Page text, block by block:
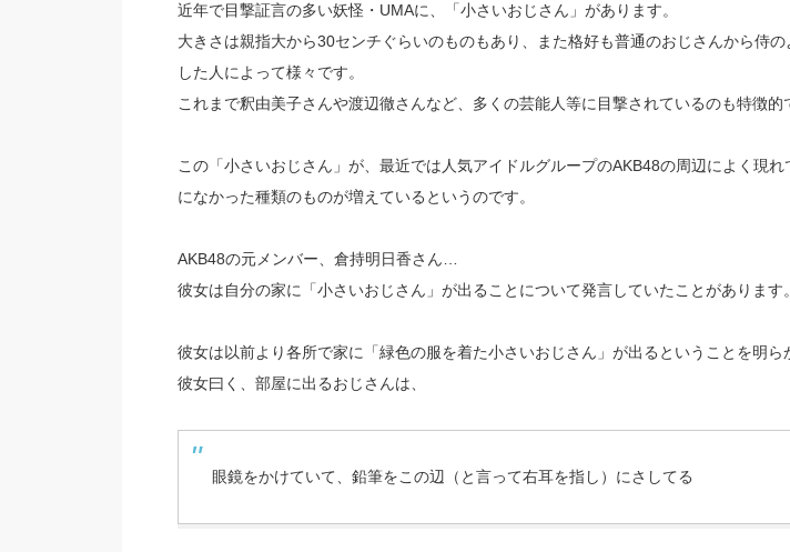
近年で目撃証言の多い妖怪・UMAに、「小さいおじさん」があります。
大きさは親指大から30センチぐらいのものもあり、また格好も普通のおじさんから侍
した人によって様々です。
これまで釈由美子さんや渡辺徹さんなど、多くの芸能人等に目撃されているのも特徴的
この「小さいおじさん」が、最近では人気アイドルグループのAKB48の周辺によく現
になかった種類のものが増えているというのです。
AKB48の元メンバー、倉持明日香さん…
彼女は自分の家に「小さいおじさん」が出ることについて発言していたことがあります。
彼女は以前より各所で家に「緑色の服を着た小さいおじさん」が出るということを明ら
彼女曰く、部屋に出るおじさんは、
眼鏡をかけていて、鉛筆をこの辺（と言って右耳を指し）にさしてる